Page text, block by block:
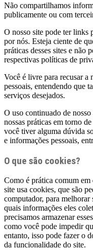
Não compartilhamos
publicamente ou com
O nosso site pode ter links
por nós. Esteja ciente de
práticas desses sites e não
respectivas políticas de
Você é livre para recusar a
pessoais, entendendo que
serviços desejados.
O uso continuado de
nossas práticas em torno
você tiver alguma dúvida
e informações pessoais,
O que são cookies?
Como é prática comum em
site usa cookies, que são
computador, para melhorar
quais informações eles
precisamos armazenar
como você pode impedir
entanto, isso pode fazer o
da funcionalidade do site.